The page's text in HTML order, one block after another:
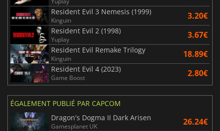
Resident Evil 3 Nemesis (1999)
Kinguin 3.20€
Resident Evil 2 (1998)
Yuplay 3.67€
Resident Evil Remake Trilogy
Kinguin 18.89€
Resident Evil 4 (2023)
Game Boost 2.80€
ÉGALEMENT PUBLIÉ PAR CAPCOM
Dragon's Dogma II Dark Arisen
Gamesplanet UK 26.24€